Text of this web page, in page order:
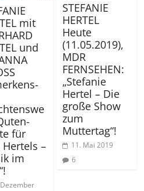
mit
und
für
Hertels –
im
STEFANIE
HERTEL
Heute
(11.05.2019),
MDR
FERNSEHEN:
„Stefanie
Hertel – Die
große Show
zum
Muttertag“!
11. Mai 2019
6